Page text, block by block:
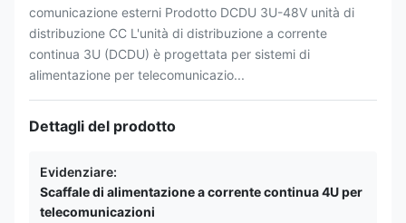
comunicazione esterni Prodotto DCDU 3U-48V unità di
distribuzione CC L'unità di distribuzione a corrente
continua 3U (DCDU) è progettata per sistemi di
alimentazione per telecomunicazio...
Dettagli del prodotto
Evidenziare:
Scaffale di alimentazione a corrente continua 4U per
telecomunicazioni